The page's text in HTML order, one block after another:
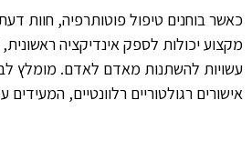
כאשר בוחנים טיפול פוטותרפיה, חוות
מקצוע יכולות לספק אינדיקציה
עשויות להשתנות מאדם לאדם. מומלץ
אישורים רגולטוריים רלוונטיים, המעידים